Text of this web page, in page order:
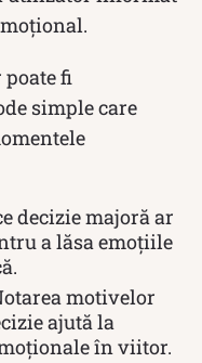
fi
simple care
decizie majoră ar
a lăsa emoțiile
motivelor
ajută la
în viitor.